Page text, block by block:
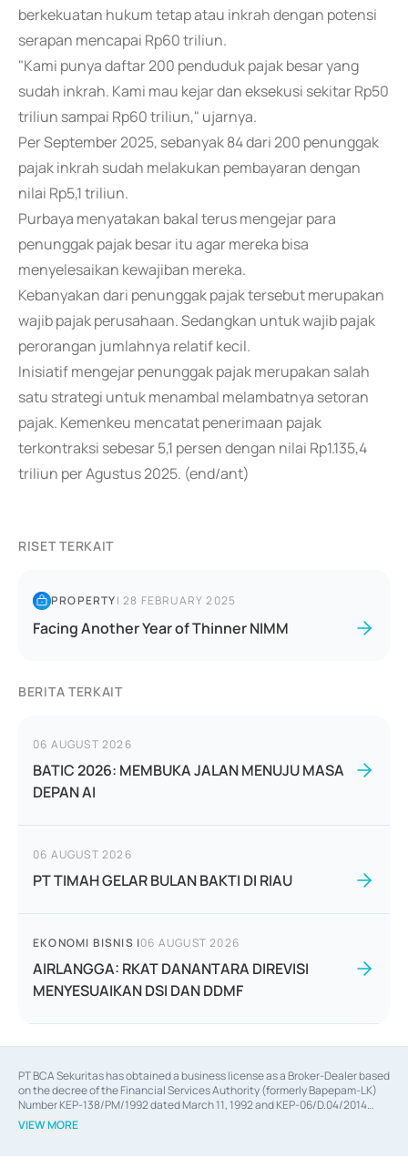
berkekuatan hukum tetap atau inkrah dengan potensi
serapan mencapai Rp60 triliun.
"Kami punya daftar 200 penduduk pajak besar yang
sudah inkrah. Kami mau kejar dan eksekusi sekitar Rp50
triliun sampai Rp60 triliun," ujarnya.
Per September 2025, sebanyak 84 dari 200 penunggak
pajak inkrah sudah melakukan pembayaran dengan
nilai Rp5,1 triliun.
Purbaya menyatakan bakal terus mengejar para
penunggak pajak besar itu agar mereka bisa
menyelesaikan kewajiban mereka.
Kebanyakan dari penunggak pajak tersebut merupakan
wajib pajak perusahaan. Sedangkan untuk wajib pajak
perorangan jumlahnya relatif kecil.
Inisiatif mengejar penunggak pajak merupakan salah
satu strategi untuk menambal melambatnya setoran
pajak. Kemenkeu mencatat penerimaan pajak
terkontraksi sebesar 5,1 persen dengan nilai Rp1.135,4
triliun per Agustus 2025. (end/ant)
RISET TERKAIT
PROPERTY|28 FEBRUARY 2025
Facing Another Year of Thinner NIMM
BERITA TERKAIT
06 AUGUST 2026
BATIC 2026: MEMBUKA JALAN MENUJU MASA
DEPAN AI
06 AUGUST 2026
PT TIMAH GELAR BULAN BAKTI DI RIAU
EKONOMI BISNIS |06 AUGUST 2026
AIRLANGGA: RKAT DANANTARA DIREVISI
MENYESUAIKAN DSI DAN DDMF
PT BCA Sekuritas has obtained a business license as a Broker-Dealer based
on the decree of the Financial Services Authority (formerly Bapepam-LK)
Number KEP-138/PM/1992 dated March 11, 1992 and KEP-06/D.04/2014
dated February 28, 2014, a business license as an Underwriter based on the
decree of the Financial Services Authority Number KEP-12/PM/PEE/1997
VIEW MORE